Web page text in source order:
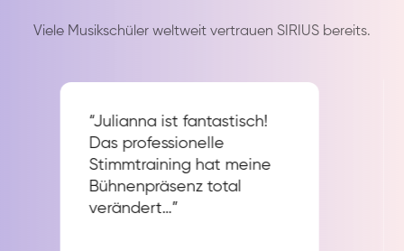
Viele Musikschüler weltweit vertrauen SIRIUS bereits.
“Julianna ist fantastisch!
Das professionelle
Stimmtraining hat meine
Bühnenpräsenz total
verändert…”